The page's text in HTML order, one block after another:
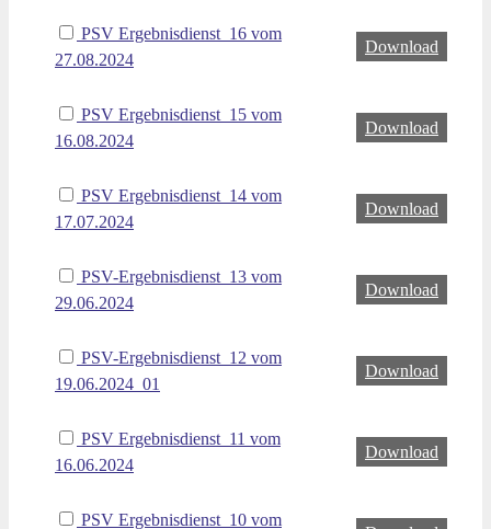
PSV Ergebnisdienst_16 vom
27.08.2024
Download
PSV Ergebnisdienst_15 vom
16.08.2024
Download
PSV Ergebnisdienst_14 vom
17.07.2024
Download
PSV-Ergebnisdienst_13 vom
29.06.2024
Download
PSV-Ergebnisdienst_12 vom
19.06.2024_01
Download
PSV Ergebnisdienst_11 vom
16.06.2024
Download
PSV Ergebnisdienst_10 vom